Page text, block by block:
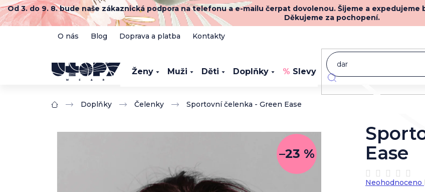
Přejít
na
obsah
Od 3. do 9. 8. bude naše zákaznická podpora na telefonu a e-mailu čerpat dovolenou. Šijeme a
Děkujeme za pochopení.
O nás Blog Doprava a platba Kontakty
Ženy Muži Děti Doplňky Slevy Novinky
Domů Doplňky Čelenky Sportovní čelenka - Green Ease
–23 %
Ease
Průměrné
hodnocení
Neohodnoceno